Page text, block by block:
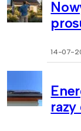
14-07-